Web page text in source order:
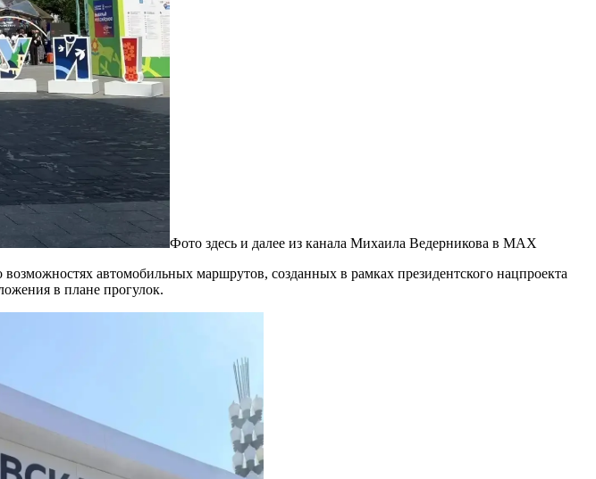
Фото здесь и далее из канала Михаила Ведерникова в MAX
автомобильных маршрутов, созданных в рамках президентского нацпроекта
в плане прогулок.